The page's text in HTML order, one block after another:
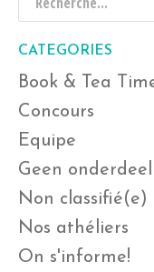
CATEGORIES
Book & Tea
Concours
Equipe
Geen
Non classifié(e)
Nos athéliers
On s'informe!